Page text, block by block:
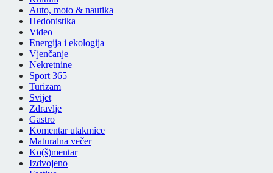
Auto, moto & nautika
Hedonistika
Video
Energija i ekologija
Vjenčanje
Nekretnine
Sport 365
Turizam
Svijet
Zdravlje
Gastro
Komentar utakmice
Maturalna večer
Ko(š)mentar
Izdvojeno